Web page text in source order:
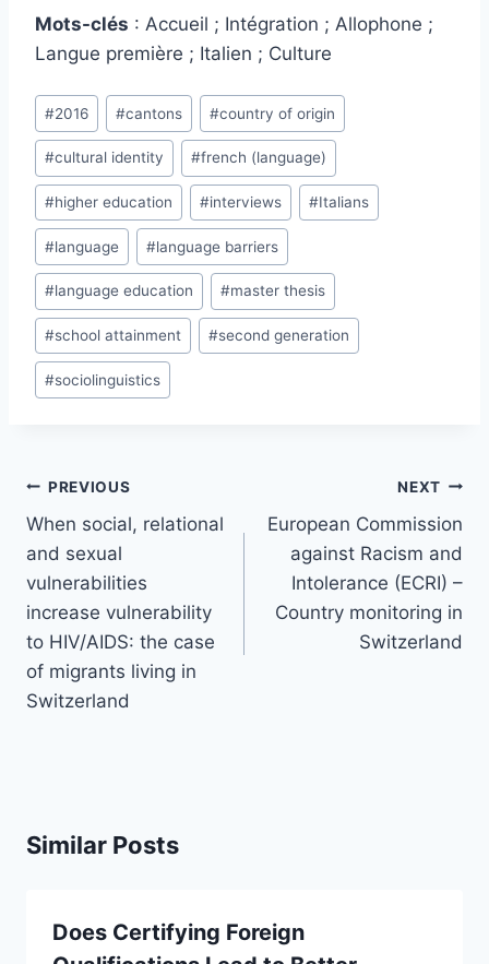
Mots-clés : Accueil ; Intégration ; Allophone ;
Langue première ; Italien ; Culture
Post
Tags:
#2016 #cantons #country of origin
#cultural identity #french (language)
#higher education #interviews #Italians
#language #language barriers
#language education #master thesis
#school attainment #second generation
#sociolinguistics
Post
navigation
PREVIOUS
When social, relational
and sexual
vulnerabilities
increase vulnerability
to HIV/AIDS: the case
of migrants living in
Switzerland
NEXT
European Commission
against Racism and
Intolerance (ECRI) –
Country monitoring in
Switzerland
Similar Posts
Does Certifying Foreign